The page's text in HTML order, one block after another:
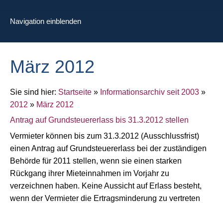
Navigation einblenden
März 2012
Sie sind hier: Startseite » Informationsarchiv seit 2003 »
2012 » März 2012
Antrag auf Grundsteuererlass bis 31.3.2012 stellen
Vermieter können bis zum 31.3.2012 (Ausschlussfrist)
einen Antrag auf Grundsteuererlass bei der zuständigen
Behörde für 2011 stellen, wenn sie einen starken
Rückgang ihrer Mieteinnahmen im Vorjahr zu
verzeichnen haben. Keine Aussicht auf Erlass besteht,
wenn der Vermieter die Ertragsminderung zu vertreten